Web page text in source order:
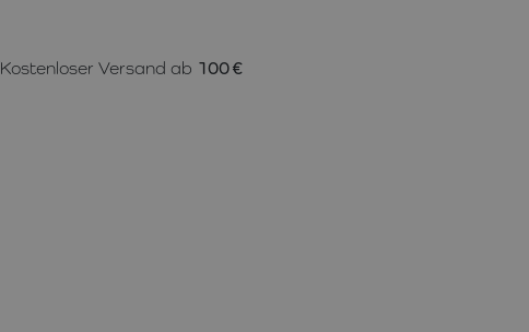
Kostenloser Versand ab 100 €